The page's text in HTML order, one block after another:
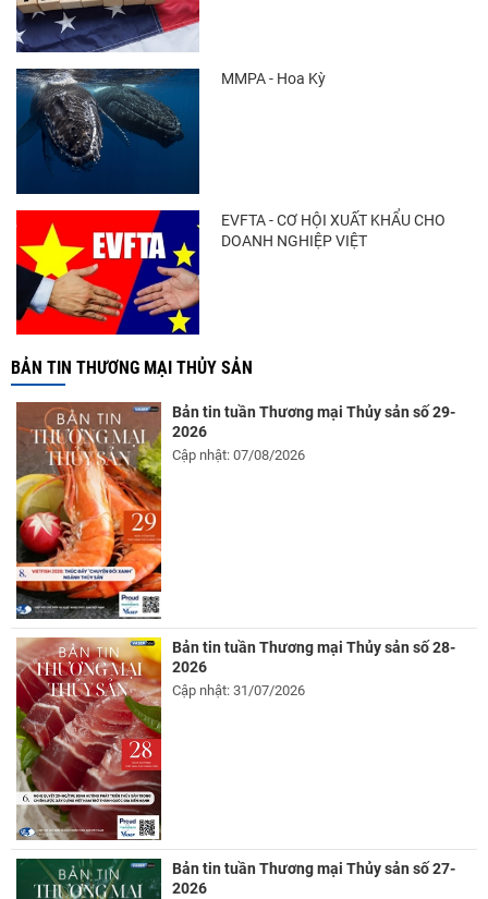
Trung Quốc tăng mạnh nhập khẩu mực,
Vietfish 2026 – Nơi hội tụ đổi mới, kết nối và
MMPA - Hoa Kỳ
EVFTA - CƠ HỘI XUẤT KHẨU CHO
DOANH NGHIỆP VIỆT
BẢN TIN THƯƠNG MẠI THỦY SẢN
Bản tin tuần Thương mại Thủy sản số 29-
2026
Cập nhật: 07/08/2026
Bản tin tuần Thương mại Thủy sản số 28-
2026
Cập nhật: 31/07/2026
Bản tin tuần Thương mại Thủy sản số 27-
2026